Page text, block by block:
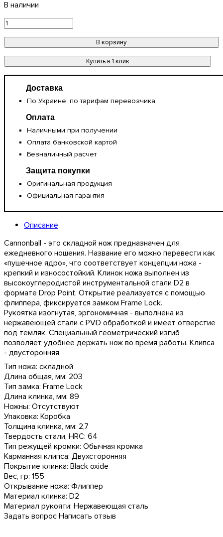
В корзину
Купить в 1 клик
Доставка
По Украине: по тарифам перевозчика
Оплата
Наличными при получении
Оплата банковской картой
Безналичный расчет
Защита покупки
Оригинальная продукция
Официальная гарантия
Описание
Cannonball - это складной нож предназначен для
ежедневного ношения. Название его можно перевести как
«пушечное ядро», что соответствует концепции ножа -
крепкий и износостойкий. Клинок ножа выполнен из
высокоуглеродистой инструментальной стали D2 в
формате Drop Point. Открытие реализуется с помощью
флиппера, фиксируется замком Frame Lock.
Рукоятка изогнутая, эргономичная - выполнена из
нержавеющей стали с PVD обработкой и имеет отверстие
под темляк. Специальный геометрический изгиб
позволяет удобнее держать нож во время работы. Клипса
- двусторонняя.
Тип ножа: складной
Длина общая, мм: 203
Тип замка: Frame Lock
Длина клинка, мм: 89
Ножны: Отсутствуют
Упаковка: Коробка
Толщина клинка, мм: 2,7
Твердость стали, HRC: 64
Тип режущей кромки: Обычная кромка
Карманная клипса: Двухсторонняя
Покрытие клинка: Black oxide
Вес, гр: 155
Открывание ножа: Флиппер
Материал клинка: D2
Материал рукояти: Нержавеющая сталь
Задать вопрос Написать отзыв